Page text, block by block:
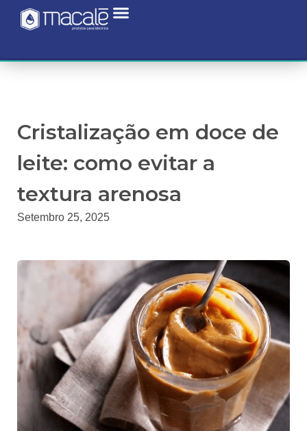
Cristalização em doce de
leite: como evitar a
textura arenosa
Setembro 25, 2025